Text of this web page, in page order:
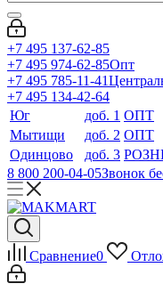
+7 495 137-62-85
+7 495 974-62-85Опт
+7 495 785-11-41
+7 495 134-42-64
Юг
доб. 1 ОПТ
Мытищи
доб. 2 ОПТ
Одинцово
доб. 3
8 800 200-04-05Звонок
Сравнение0